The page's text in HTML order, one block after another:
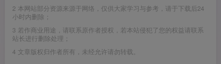
2 本网站部分资源来源于网络，仅供大家学习与参考，请于下载后24
小时内删除；
3 若作商业用途，请联系原作者授权，若本站侵犯了您的权益请联系
站长进行删除处理；
4 文章版权归作者所有，未经允许请勿转载。